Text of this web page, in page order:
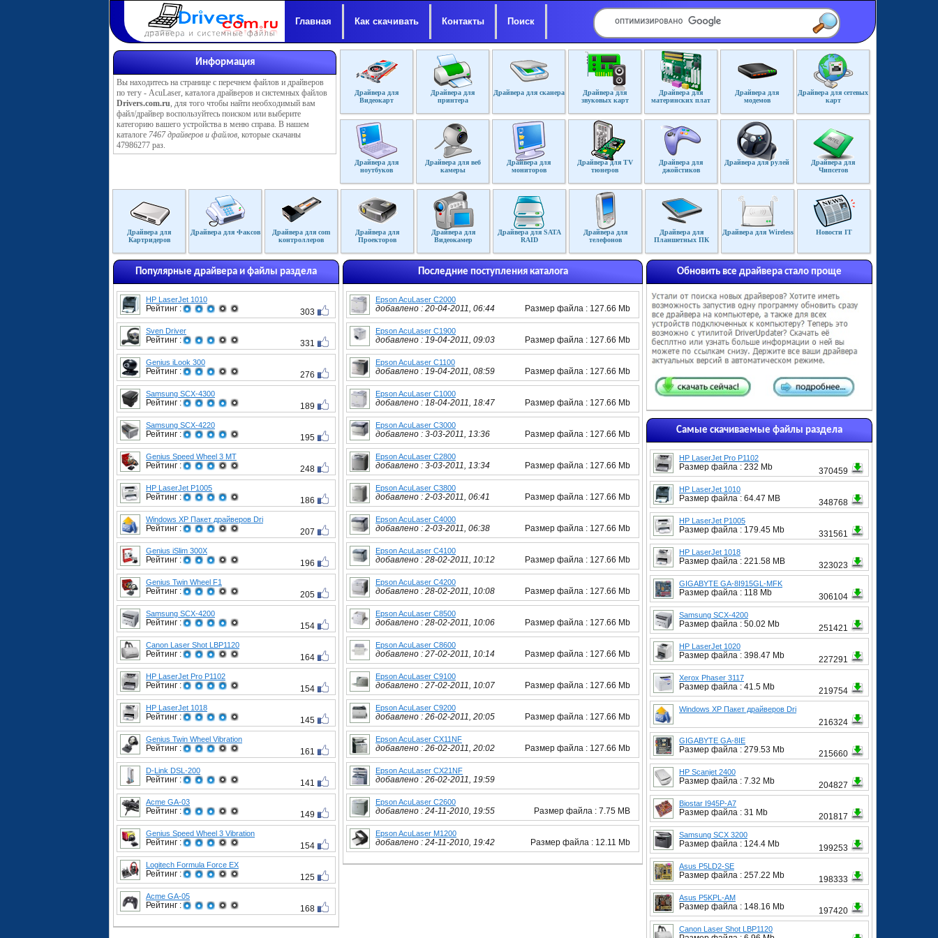
Главная Как скачивать Контакты Поиск
Информация
Вы находитесь на странице с перечнем файлов и драйверов
по тегу - AcuLaser, каталога драйверов и системных файлов
Drivers.com.ru, для того чтобы найти необходимый вам
файл/драйвер воспользуйтесь поиском или выберите
категорию вашего устройства в меню справа. В нашем
каталоге 7467 драйверов и файлов, которые скачаны
47986277 раз.
Драйвера для
Видеокарт
Драйвера для
принтера
Драйвера для сканера
Драйвера для
звуковых карт
Драйвера для
материнских плат
Драйвера для
модемов
Драйвера для сетевых
карт
Драйвера для
ноутбуков
Драйвера для веб
камеры
Драйвера для
мониторов
Драйвера для TV
тюнеров
Драйвера для
джойстиков
Драйвера для рулей
Драйвера для
Чипсетов
Драйвера для
Картридеров
Драйвера для Факсов
Драйвера для com
контроллеров
Драйвера для
Проекторов
Драйвера для
Видеокамер
Драйвера для SATA
RAID
Драйвера для
телефонов
Драйвера для
Планшетных ПК
Драйвера для Wireless Новости IT
Популярные драйвера и файлы раздела
HP LaserJet 1010
Рейтинг : 303
Sven Driver
Рейтинг : 331
Genius iLook 300
Рейтинг : 276
Samsung SCX-4300
Рейтинг : 189
Samsung SCX-4220
Рейтинг : 195
Genius Speed Wheel 3 MT
Рейтинг : 248
HP LaserJet P1005
Рейтинг : 186
Windows XP Пакет драйверов Dri
Рейтинг : 207
Genius iSlim 300X
Рейтинг : 196
Genius Twin Wheel F1
Рейтинг : 205
Samsung SCX-4200
Рейтинг : 154
Canon Laser Shot LBP1120
Рейтинг : 164
HP LaserJet Pro P1102
Рейтинг : 154
HP LaserJet 1018
Рейтинг : 145
Genius Twin Wheel Vibration
Рейтинг : 161
D-Link DSL-200
Рейтинг : 141
Acme GA-03
Рейтинг : 149
Genius Speed Wheel 3 Vibration
Рейтинг : 154
Logitech Formula Force EX
Рейтинг : 125
Acme GA-05
Рейтинг : 168
Обновить все драйвера стало проще
Самые скачиваемые файлы раздела
HP LaserJet Pro P1102
Размер файла : 232 Mb 370459
HP LaserJet 1010
Размер файла : 64.47 MB 348768
HP LaserJet P1005
Размер файла : 179.45 Mb 331561
HP LaserJet 1018
Размер файла : 221.58 MB 323023
GIGABYTE GA-8I915GL-MFK
Размер файла : 118 Mb 306104
Samsung SCX-4200
Размер файла : 50.02 Mb 251421
HP LaserJet 1020
Размер файла : 398.47 Mb 227291
Xerox Phaser 3117
Размер файла : 41.5 Mb 219754
Windows XP Пакет драйверов Dri
216324
GIGABYTE GA-8IE
Размер файла : 279.53 Mb 215660
HP Scanjet 2400
Размер файла : 7.32 Mb 204827
Biostar I945P-A7
Размер файла : 31 Mb 201817
Samsung SCX 3200
Размер файла : 124.4 Mb 199253
Asus P5LD2-SE
Размер файла : 257.22 Mb 198333
Asus P5KPL-AM
Размер файла : 148.16 Mb 197420
Canon Laser Shot LBP1120
Последние поступления каталога
Epson AcuLaser C2000
добавлено : 20-04-2011, 06:44 Размер файла : 127.66 Mb
Epson AcuLaser C1900
добавлено : 19-04-2011, 09:03 Размер файла : 127.66 Mb
Epson AcuLaser C1100
добавлено : 19-04-2011, 08:59 Размер файла : 127.66 Mb
Epson AcuLaser C1000
добавлено : 18-04-2011, 18:47 Размер файла : 127.66 Mb
Epson AcuLaser C3000
добавлено : 3-03-2011, 13:36 Размер файла : 127.66 Mb
Epson AcuLaser C2800
добавлено : 3-03-2011, 13:34 Размер файла : 127.66 Mb
Epson AcuLaser C3800
добавлено : 2-03-2011, 06:41 Размер файла : 127.66 Mb
Epson AcuLaser C4000
добавлено : 2-03-2011, 06:38 Размер файла : 127.66 Mb
Epson AcuLaser C4100
добавлено : 28-02-2011, 10:12 Размер файла : 127.66 Mb
Epson AcuLaser C4200
добавлено : 28-02-2011, 10:08 Размер файла : 127.66 Mb
Epson AcuLaser C8500
добавлено : 28-02-2011, 10:06 Размер файла : 127.66 Mb
Epson AcuLaser C8600
добавлено : 27-02-2011, 10:14 Размер файла : 127.66 Mb
Epson AcuLaser C9100
добавлено : 27-02-2011, 10:07 Размер файла : 127.66 Mb
Epson AcuLaser C9200
добавлено : 26-02-2011, 20:05 Размер файла : 127.66 Mb
Epson AcuLaser CX11NF
добавлено : 26-02-2011, 20:02 Размер файла : 127.66 Mb
Epson AcuLaser CX21NF
добавлено : 26-02-2011, 19:59
Epson AcuLaser C2600
добавлено : 24-11-2010, 19:55 Размер файла : 7.75 MB
Epson AcuLaser M1200
добавлено : 24-11-2010, 19:42 Размер файла : 12.11 Mb